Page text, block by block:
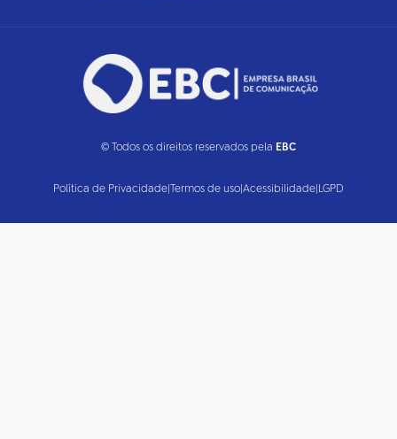
© Todos os direitos reservados pela EBC
Política de Privacidade|Termos de uso|Acessibilidade|LGPD